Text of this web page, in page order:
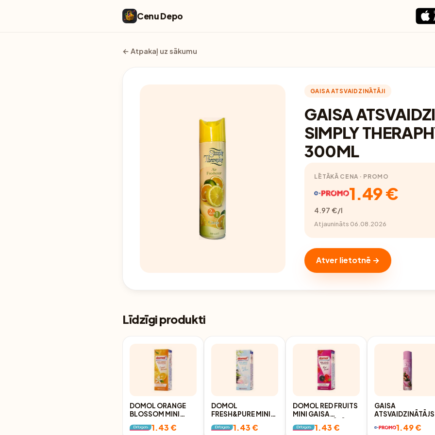
Cenu Depo
← Atpakaļ uz sākumu
GAISA ATSVAIDZINĀTĀJI
GAISA
SIMPLY
300ML
LĒTĀKĀ CENA · PROMO
1.49 €
4.97 €/l
Atjaunināts 06.08.2026
Atver lietotnē →
Līdzīgi produkti
DOMOL ORANGE
BLOSSOM MINI
ATSVAIDZINĀTĀJA
1.43 €
DOMOL
FRESH&PURE MINI
ATSVAIDZINĀTĀJA
1.43 €
DOMOL RED FRUITS
MINI GAISA
REZERVE, 25ML
1.43 €
GAISA
ATSVAIDZINĀTĀJS
FLORAL BOUQUET,
1.49 €